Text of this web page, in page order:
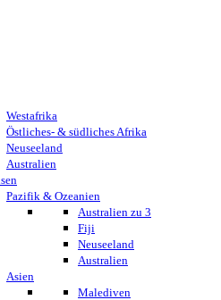
Westafrika
Östliches- & südliches Afrika
Neuseeland
Australien
Pazifik & Ozeanien
Australien zu 3
Fiji
Neuseeland
Australien
Asien
Malediven